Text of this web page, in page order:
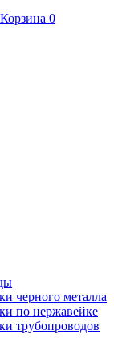
Корзина 0
черного металла
по нержавейке
трубопроводов